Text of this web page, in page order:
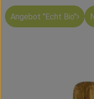
Mahlitzscher
Angebot "Echt Bio"